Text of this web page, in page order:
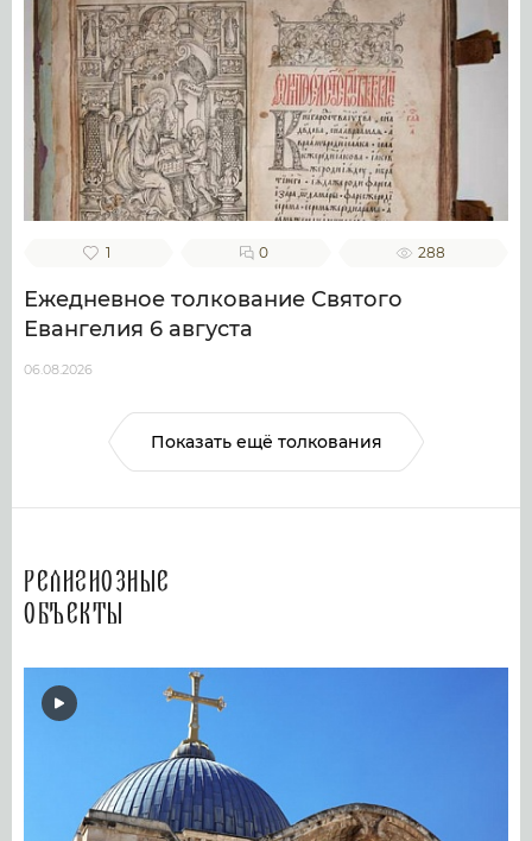
1 0 288
Ежедневное толкование Святого
Евангелия 6 августа
06.08.2026
Показать ещё толкования
Религиозные
объекты